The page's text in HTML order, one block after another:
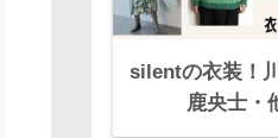
silentの衣装！
鹿央士・